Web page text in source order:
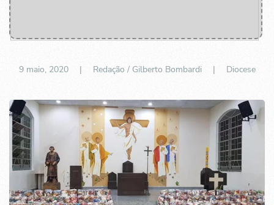
9 maio, 2020| Redação / Gilberto Bombardi | Diocese